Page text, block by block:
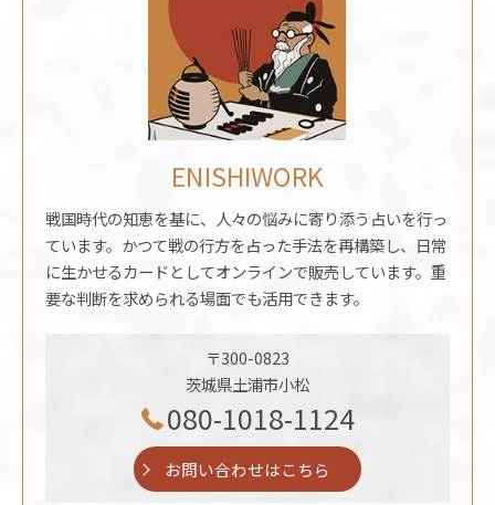
ENISHIWORK
戦国時代の知恵を基に、人々の悩みに寄り添う占いを行っ
ています。かつて戦の行方を占った手法を再構築し、日常
に生かせるカードとしてオンラインで販売しています。重
要な判断を求められる場面でも活用できます。
〒300-0823
茨城県土浦市小松
080-1018-1124
お問い合わせはこちら